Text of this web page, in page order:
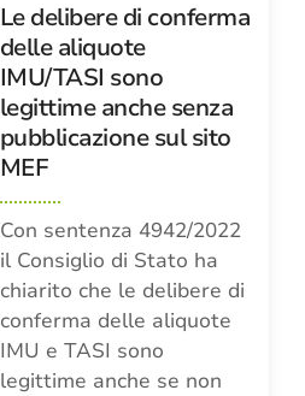
Le delibere di conferma
delle aliquote
IMU/TASI sono
legittime anche senza
pubblicazione sul sito
MEF
Con sentenza 4942/2022
il Consiglio di Stato ha
chiarito che le delibere di
conferma delle aliquote
IMU e TASI sono
legittime anche se non